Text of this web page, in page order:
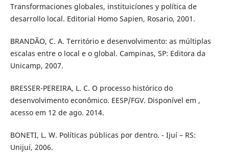
Transformaciones globales, instituicíones y política de
desarrollo local. Editorial Homo Sapien, Rosario, 2001.
BRANDÃO, C. A. Território e desenvolvimento: as múltiplas
escalas entre o local e o global. Campinas, SP: Editora da
Unicamp, 2007.
BRESSER-PEREIRA, L. C. O processo histórico do
desenvolvimento econômico. EESP/FGV. Disponível em ,
acesso em 12 de ago. 2014.
BONETI, L. W. Políticas públicas por dentro. - Ijuí – RS:
Unijuí, 2006.